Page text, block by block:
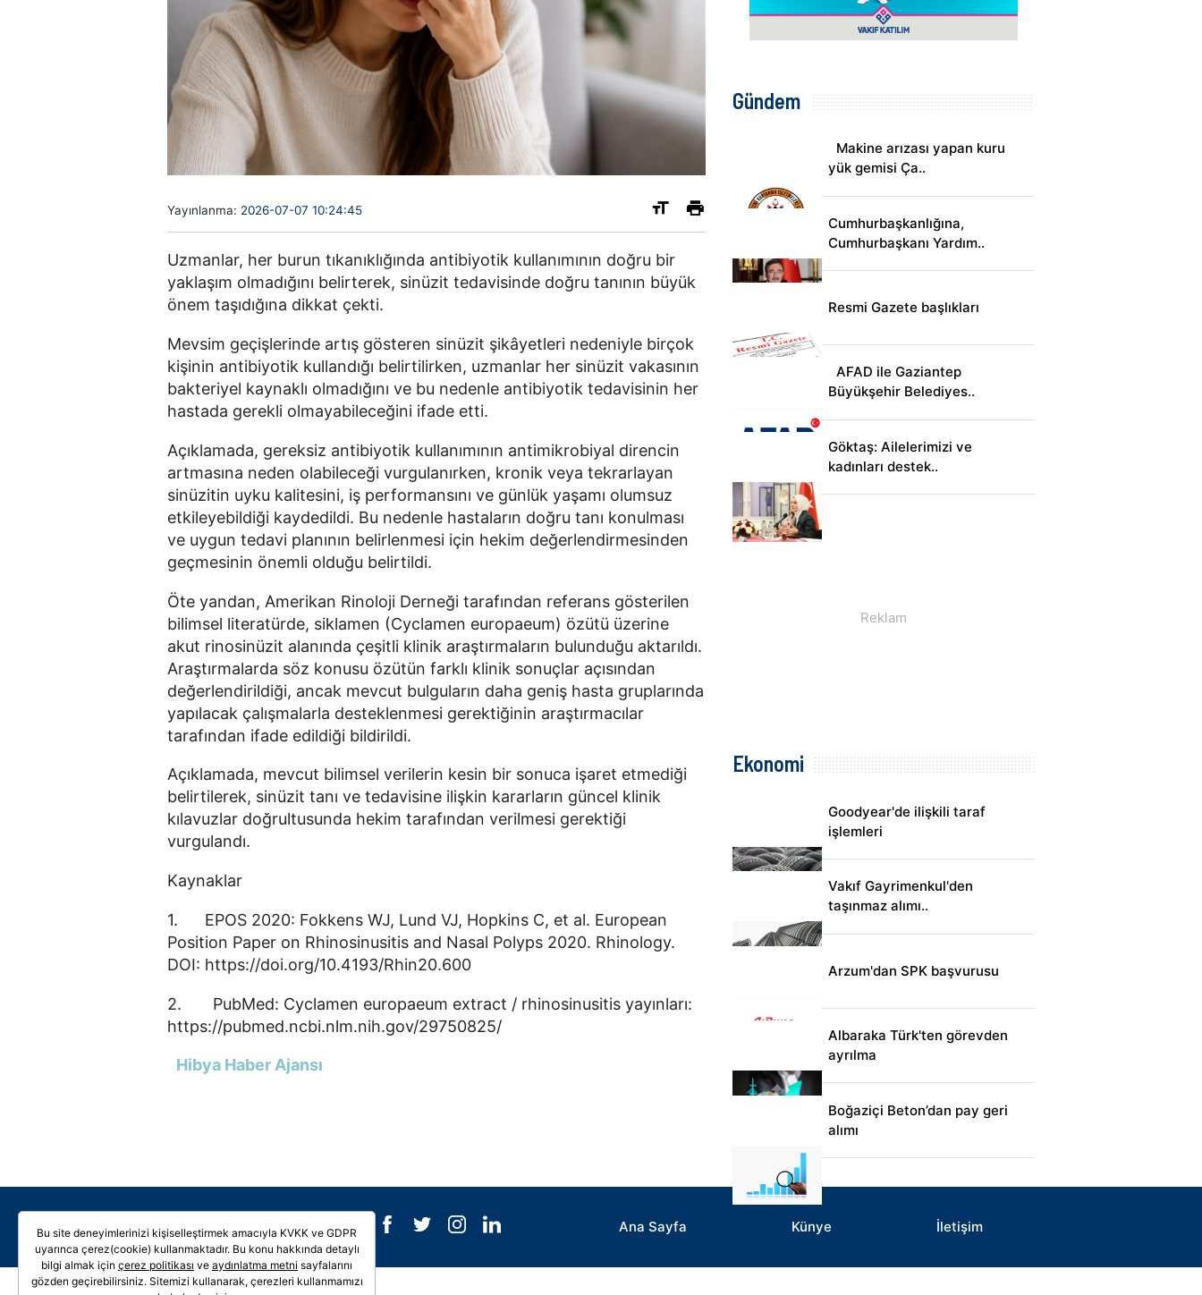
Yayınlanma: 2026-07-07 10:24:45
Uzmanlar, her burun tıkanıklığında antibiyotik kullanımının doğru bir
yaklaşım olmadığını belirterek, sinüzit tedavisinde doğru tanının büyük
önem taşıdığına dikkat çekti.
Mevsim geçişlerinde artış gösteren sinüzit şikâyetleri nedeniyle birçok
kişinin antibiyotik kullandığı belirtilirken, uzmanlar her sinüzit vakasının
bakteriyel kaynaklı olmadığını ve bu nedenle antibiyotik tedavisinin her
hastada gerekli olmayabileceğini ifade etti.
Açıklamada, gereksiz antibiyotik kullanımının antimikrobiyal direncin
artmasına neden olabileceği vurgulanırken, kronik veya tekrarlayan
sinüzitin uyku kalitesini, iş performansını ve günlük yaşamı olumsuz
etkileyebildiği kaydedildi. Bu nedenle hastaların doğru tanı konulması
ve uygun tedavi planının belirlenmesi için hekim değerlendirmesinden
geçmesinin önemli olduğu belirtildi.
Öte yandan, Amerikan Rinoloji Derneği tarafından referans gösterilen
bilimsel literatürde, siklamen (Cyclamen europaeum) özütü üzerine
akut rinosinüzit alanında çeşitli klinik araştırmaların bulunduğu aktarıldı.
Araştırmalarda söz konusu özütün farklı klinik sonuçlar açısından
değerlendirildiği, ancak mevcut bulguların daha geniş hasta gruplarında
yapılacak çalışmalarla desteklenmesi gerektiğinin araştırmacılar
tarafından ifade edildiği bildirildi.
Açıklamada, mevcut bilimsel verilerin kesin bir sonuca işaret etmediği
belirtilerek, sinüzit tanı ve tedavisine ilişkin kararların güncel klinik
kılavuzlar doğrultusunda hekim tarafından verilmesi gerektiği
vurgulandı.
Kaynaklar
1. EPOS 2020: Fokkens WJ, Lund VJ, Hopkins C, et al. European
Position Paper on Rhinosinusitis and Nasal Polyps 2020. Rhinology.
DOI: https://doi.org/10.4193/Rhin20.600
2. PubMed: Cyclamen europaeum extract / rhinosinusitis yayınları:
https://pubmed.ncbi.nlm.nih.gov/29750825/
Hibya Haber Ajansı
Gündem
Makine arızası yapan kuru
yük gemisi Ça..
Cumhurbaşkanlığına,
Cumhurbaşkanı Yardım..
Resmi Gazete başlıkları
AFAD ile Gaziantep
Büyükşehir Belediyes..
Göktaş: Ailelerimizi ve
kadınları destek..
Ekonomi
Goodyear'de ilişkili taraf
işlemleri
Vakıf Gayrimenkul'den
taşınmaz alımı..
Arzum'dan SPK başvurusu
Albaraka Türk'ten görevden
ayrılma
Boğaziçi Beton’dan pay geri
alımı
Galeri Video Ana Sayfa Künye İletişim
Bu site deneyimlerinizi kişiselleştirmek amacıyla KVKK ve GDPR
uyarınca çerez(cookie) kullanmaktadır. Bu konu hakkında detaylı
bilgi almak için çerez politikası ve aydınlatma metni sayfalarını
gözden geçirebilirsiniz. Sitemizi kullanarak, çerezleri kullanmamızı